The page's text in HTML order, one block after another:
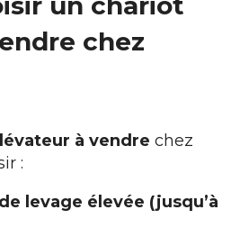
chez
à vendre chez
:
levage élevée (jusqu’à